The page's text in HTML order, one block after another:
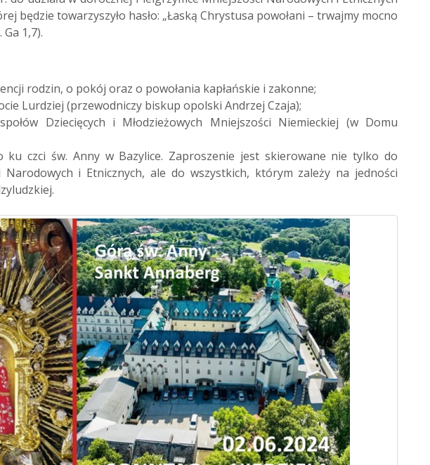
będzie towarzyszyło hasło: „Łaską Chrystusa powołani – trwajmy mocno
1,7).
rodzin, o pokój oraz o powołania kapłańskie i zakonne;
Lurdziej (przewodniczy biskup opolski Andrzej Czaja);
Dziecięcych i Młodzieżowych Mniejszości Niemieckiej (w Domu
ku czci św. Anny w Bazylice. Zaproszenie jest skierowane nie tylko do
Narodowych i Etnicznych, ale do wszystkich, którym zależy na jedności